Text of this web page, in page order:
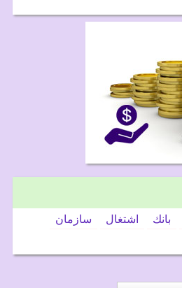
بانك اشتغال
سازمان